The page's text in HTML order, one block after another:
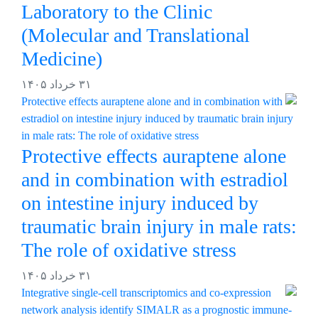
Laboratory to the Clinic
(Molecular and Translational
Medicine)
۳۱ خرداد ۱۴۰۵
Protective effects auraptene alone
and in combination with estradiol
on intestine injury induced by
traumatic brain injury in male rats:
The role of oxidative stress
۳۱ خرداد ۱۴۰۵